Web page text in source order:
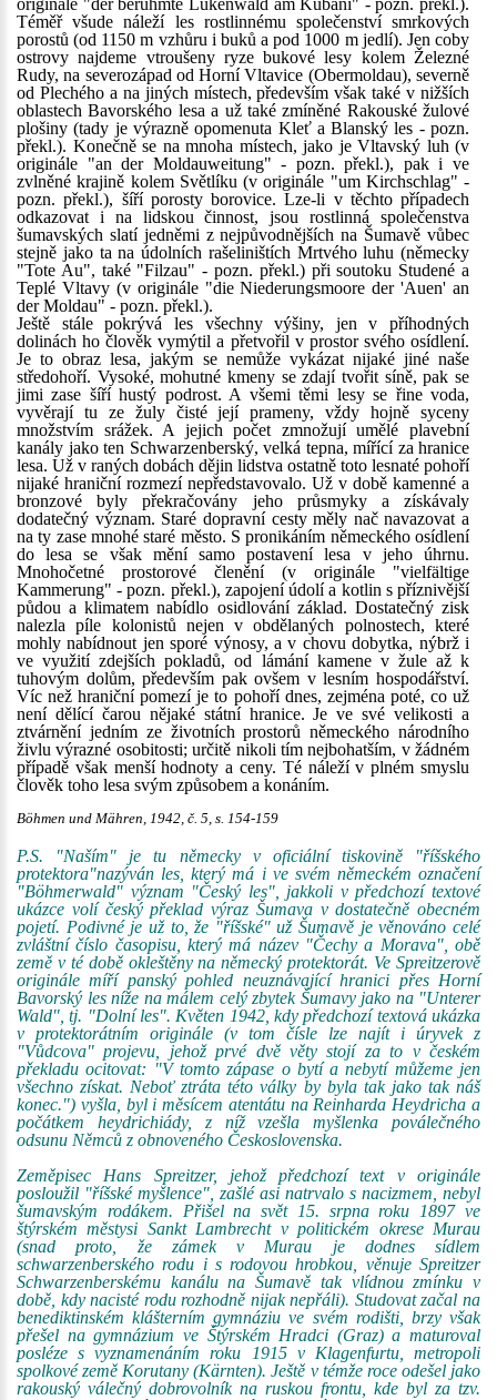
originále "der berühmte Lukenwald am Kubani" - pozn. překl.).
Téměř všude náleží les rostlinnému společenství smrkových
porostů (od 1150 m vzhůru i buků a pod 1000 m jedlí). Jen coby
ostrovy najdeme vtroušeny ryze bukové lesy kolem Železné
Rudy, na severozápad od Horní Vltavice (Obermoldau), severně
od Plechého a na jiných místech, především však také v nižších
oblastech Bavorského lesa a už také zmíněné Rakouské žulové
plošiny (tady je výrazně opomenuta Kleť a Blanský les - pozn.
překl.). Konečně se na mnoha místech, jako je Vltavský luh (v
originále "an der Moldauweitung" - pozn. překl.), pak i ve
zvlněné krajině kolem Světlíku (v originále "um Kirchschlag" -
pozn. překl.), šíří porosty borovice. Lze-li v těchto případech
odkazovat i na lidskou činnost, jsou rostlinná společenstva
šumavských slatí jedněmi z nejpůvodnějších na Šumavě vůbec
stejně jako ta na údolních rašeliništích Mrtvého luhu (německy
"Tote Au", také "Filzau" - pozn. překl.) při soutoku Studené a
Teplé Vltavy (v originále "die Niederungsmoore der 'Auen' an
der Moldau" - pozn. překl.).
Ještě stále pokrývá les všechny výšiny, jen v příhodných
dolinách ho člověk vymýtil a přetvořil v prostor svého osídlení.
Je to obraz lesa, jakým se nemůže vykázat nijaké jiné naše
středohoří. Vysoké, mohutné kmeny se zdají tvořit síně, pak se
jimi zase šíří hustý podrost. A všemi těmi lesy se řine voda,
vyvěrají tu ze žuly čisté její prameny, vždy hojně syceny
množstvím srážek. A jejich počet zmnožují umělé plavební
kanály jako ten Schwarzenberský, velká tepna, mířící za hranice
lesa. Už v raných dobách dějin lidstva ostatně toto lesnaté pohoří
nijaké hraniční rozmezí nepředstavovalo. Už v době kamenné a
bronzové byly překračovány jeho průsmyky a získávaly
dodatečný význam. Staré dopravní cesty měly nač navazovat a
na ty zase mnohé staré město. S pronikáním německého osídlení
do lesa se však mění samo postavení lesa v jeho úhrnu.
Mnohočetné prostorové členění (v originále "vielfältige
Kammerung" - pozn. překl.), zapojení údolí a kotlin s příznivější
půdou a klimatem nabídlo osidlování základ. Dostatečný zisk
nalezla píle kolonistů nejen v obdělaných polnostech, které
mohly nabídnout jen sporé výnosy, a v chovu dobytka, nýbrž i
ve využití zdejších pokladů, od lámání kamene v žule až k
tuhovým dolům, především pak ovšem v lesním hospodářství.
Víc než hraniční pomezí je to pohoří dnes, zejména poté, co už
není dělící čarou nějaké státní hranice. Je ve své velikosti a
ztvárnění jedním ze životních prostorů německého národního
živlu výrazné osobitosti; určitě nikoli tím nejbohatším, v žádném
případě však menší hodnoty a ceny. Té náleží v plném smyslu
člověk toho lesa svým způsobem a konáním.
Böhmen und Mähren, 1942, č. 5, s. 154-159
P.S. "Naším" je tu německy v oficiální tiskovině "říšského
protektora"nazýván les, který má i ve svém německém označení
"Böhmerwald" význam "Český les", jakkoli v předchozí textové
ukázce volí český překlad výraz Šumava v dostatečně obecném
pojetí. Podivné je už to, že "říšské" už Šumavě je věnováno celé
zvláštní číslo časopisu, který má název "Čechy a Morava", obě
země v té době okleštěny na německý protektorát. Ve Spreitzerově
originále míří panský pohled neuznávající hranici přes Horní
Bavorský les níže na málem celý zbytek Šumavy jako na "Unterer
Wald", tj. "Dolní les". Květen 1942, kdy předchozí textová ukázka
v protektorátním originále (v tom čísle lze najít i úryvek z
"Vůdcova" projevu, jehož prvé dvě věty stojí za to v českém
překladu ocitovat: "V tomto zápase o bytí a nebytí můžeme jen
všechno získat. Neboť ztráta této války by byla tak jako tak náš
konec.") vyšla, byl i měsícem atentátu na Reinharda Heydricha a
počátkem heydrichiády, z níž vzešla myšlenka poválečného
odsunu Němců z obnoveného Československa.
Zeměpisec Hans Spreitzer, jehož předchozí text v originále
posloužil "říšské myšlence", zašlé asi natrvalo s nacizmem, nebyl
šumavským rodákem. Přišel na svět 15. srpna roku 1897 ve
štýrském městysi Sankt Lambrecht v politickém okrese Murau
(snad proto, že zámek v Murau je dodnes sídlem
schwarzenberského rodu i s rodovou hrobkou, věnuje Spreitzer
Schwarzenberskému kanálu na Šumavě tak vlídnou zmínku v
době, kdy nacisté rodu rozhodně nijak nepřáli). Studovat začal na
benediktinském klášterním gymnáziu ve svém rodišti, brzy však
přešel na gymnázium ve Štýrském Hradci (Graz) a maturoval
posléze s vyznamenáním roku 1915 v Klagenfurtu, metropoli
spolkové země Korutany (Kärnten). Ještě v témže roce odešel jako
rakouský válečný dobrovolník na ruskou frontu, kde byl za tzv.